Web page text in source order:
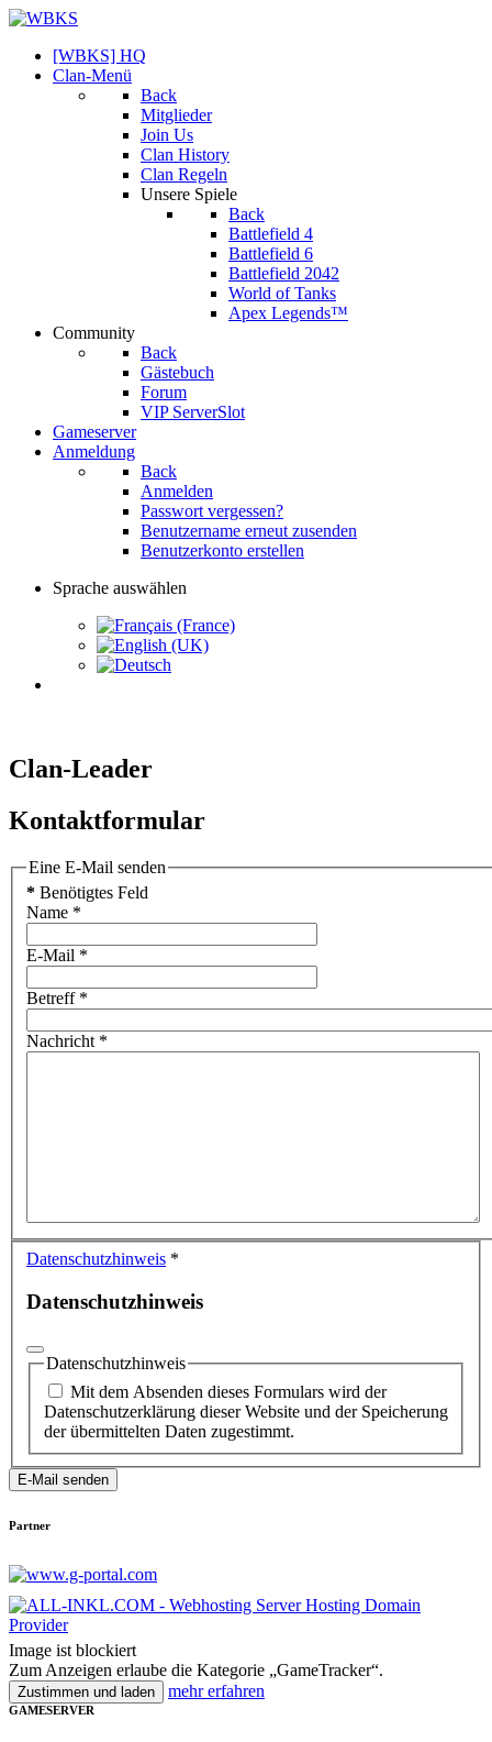
[WBKS] HQ
Clan-Menü
Back
Mitglieder
Join Us
Clan History
Clan Regeln
Unsere Spiele
Back
Battlefield 4
Battlefield 6
Battlefield 2042
World of Tanks
Apex Legends™
Community
Back
Gästebuch
Forum
VIP ServerSlot
Gameserver
Anmeldung
Back
Anmelden
Passwort vergessen?
Benutzername erneut zusenden
Benutzerkonto erstellen
Sprache auswählen
Clan-Leader
Kontaktformular
Eine E-Mail senden
* Benötigtes Feld
Name *
E-Mail *
Betreff*
Nachricht *
Datenschutzhinweis *
Datenschutzhinweis
Datenschutzhinweis
Mit dem Absenden dieses Formulars wird der
Datenschutzerklärung dieser Website und der Speicherung
der übermittelten Daten zugestimmt.
E-Mail senden
Partner
Image ist blockiert
Zum Anzeigen erlaube die Kategorie „GameTracker“.
Zustimmen und laden mehr erfahren
GAMESERVER